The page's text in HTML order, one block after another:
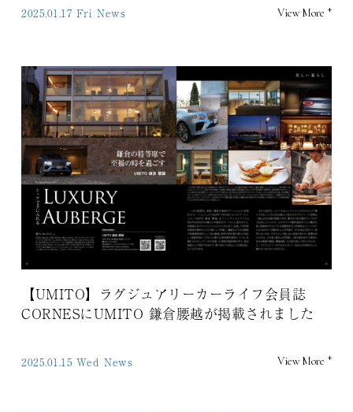
2025.01.17 Fri News View More +
【UMITO】ラグジュアリーカーライフ会員誌
CORNESにUMITO 鎌倉腰越が掲載されました
2025.01.15 Wed News View More +